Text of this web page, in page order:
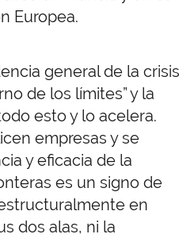
Europea.
general de la crisis
de los límites” y la
esto y lo acelera.
empresas y se
y eficacia de la
es un signo de
en
dos alas, ni la